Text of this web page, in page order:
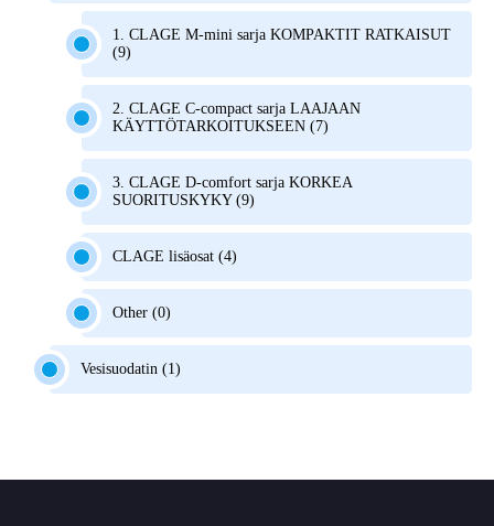
1. CLAGE M-mini sarja KOMPAKTIT RATKAISUT
(9)
2. CLAGE C-compact sarja LAAJAAN
KÄYTTÖTARKOITUKSEEN (7)
3. CLAGE D-comfort sarja KORKEA
SUORITUSKYKY (9)
CLAGE lisäosat (4)
Other (0)
Vesisuodatin (1)